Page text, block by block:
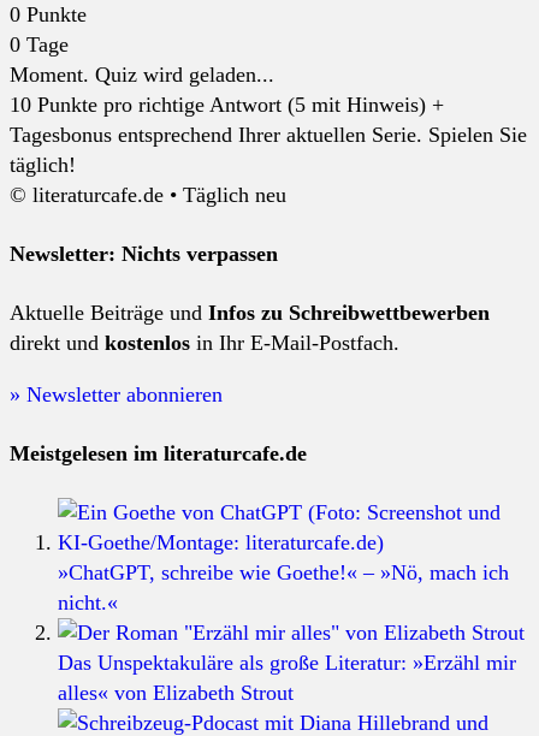
0 Punkte
0 Tage
Moment. Quiz wird geladen...
10 Punkte pro richtige Antwort (5 mit Hinweis) +
Tagesbonus entsprechend Ihrer aktuellen Serie. Spielen Sie
täglich!
© literaturcafe.de • Täglich neu
Newsletter: Nichts verpassen
Aktuelle Beiträge und Infos zu Schreibwettbewerben
direkt und kostenlos in Ihr E-Mail-Postfach.
» Newsletter abonnieren
Meistgelesen im literaturcafe.de
»ChatGPT, schreibe wie Goethe!« – »Nö, mach ich
nicht.«
Das Unspektakuläre als große Literatur: »Erzähl mir
alles« von Elizabeth Strout